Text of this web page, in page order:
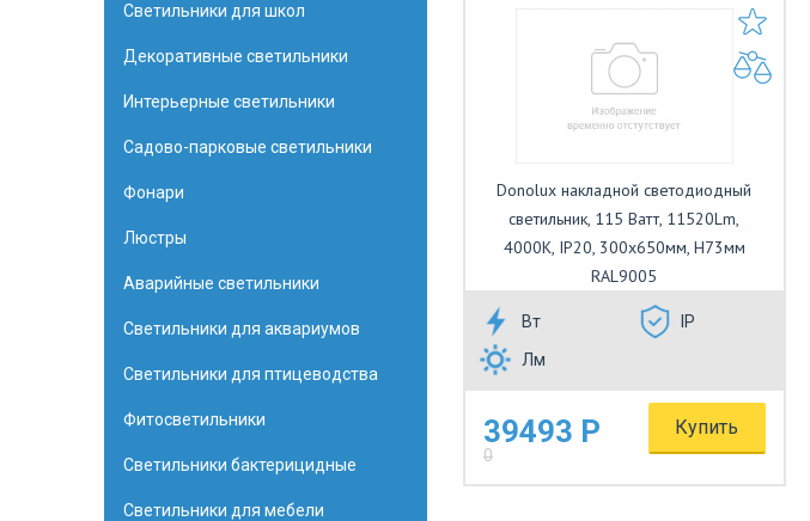
Светильники для школ
Декоративные светильники
Интерьерные светильники
Садово-парковые светильники
Фонари
Люстры
Аварийные светильники
Светильники для аквариумов
Светильники для птицеводства
Фитосветильники
Светильники бактерицидные
Светильники для мебели
Donolux накладной светодиодный
светильник, 115 Ватт, 11520Lm,
4000К, IP20, 300х650мм, H73мм
RAL9005
Вт
IP
Лм
39493 Р
0
Купить